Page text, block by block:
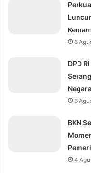
6
DPD
6
BKN
4